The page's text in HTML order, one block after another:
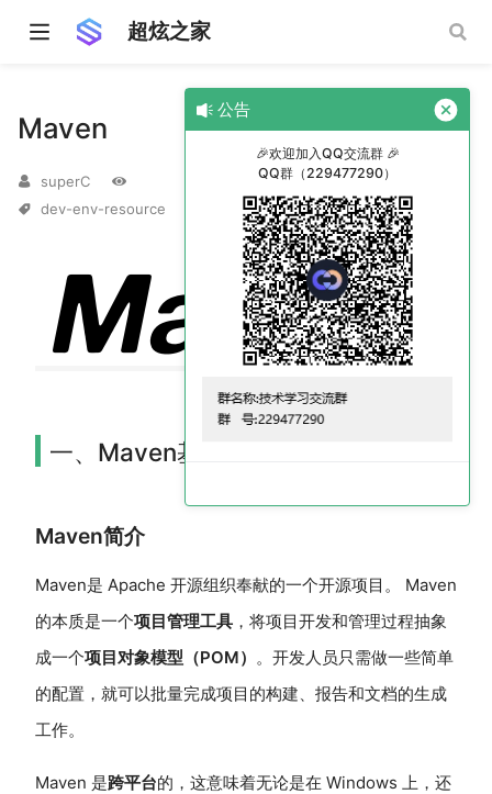
超炫之家
Maven
superC
dev-env-resource
一、Maven基础
Maven简介
Maven是 Apache 开源组织奉献的一个开源项目。 Maven
的本质是一个项目管理工具 ，将项目开发和管理过程抽象
成一个项目对象模型（POM） 。开发人员只需做一些简单
的配置，就可以批量完成项目的构建、报告和文档的生成
工作。
Maven 是跨平台的，这意味着无论是在 Windows 上，还
公告
🎉欢迎加入QQ交流群 🎉
QQ群（229477290）